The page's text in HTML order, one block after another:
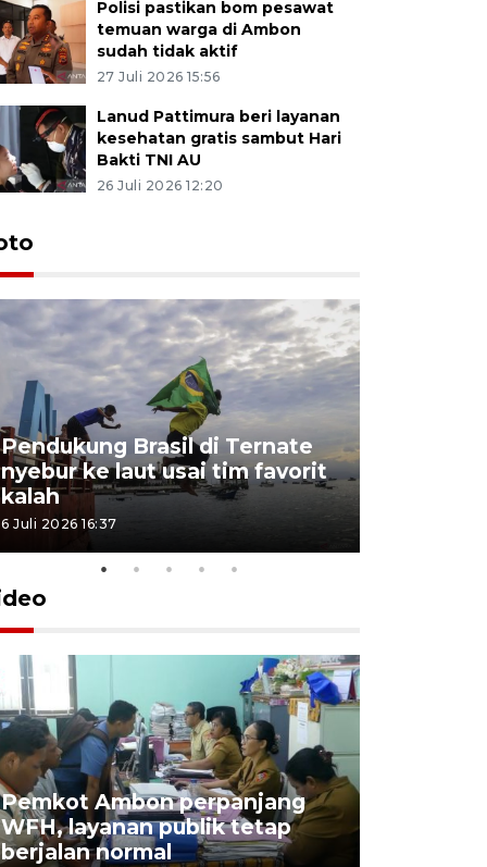
Polisi pastikan bom pesawat
temuan warga di Ambon
sudah tidak aktif
27 Juli 2026 15:56
Lanud Pattimura beri layanan
kesehatan gratis sambut Hari
Bakti TNI AU
26 Juli 2026 12:20
Pendukung Brasil di Ternate
nyebur ke laut usai tim favorit
kalah
6 Juli 2026 16:37
Pemkot Ambon perpanjang
WFH, layanan publik tetap
berjalan normal